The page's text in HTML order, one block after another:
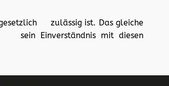
gesetzlich zulässig ist. Das gleiche
sein Einverständnis mit diesen